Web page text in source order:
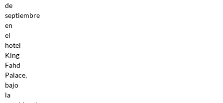
de
septiembre
en
el
hotel
King
Fahd
Palace,
bajo
la